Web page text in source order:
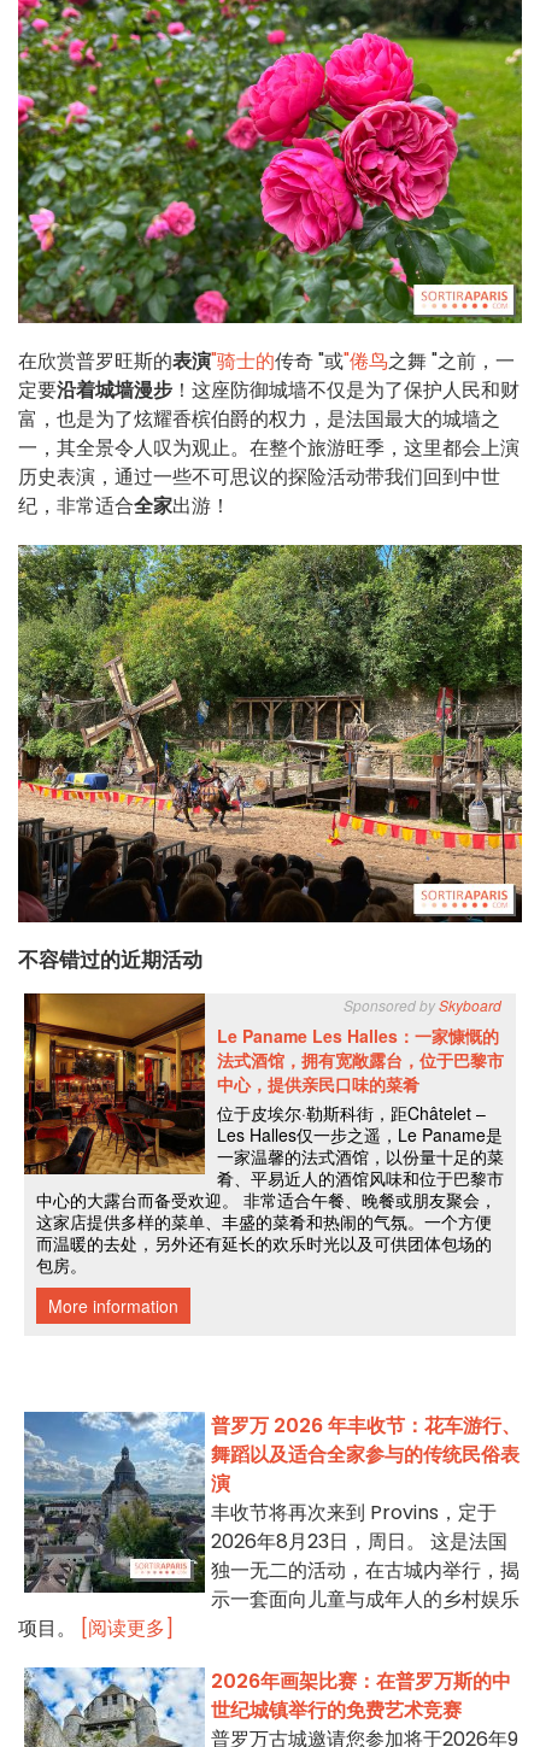
在欣赏普罗旺斯的表演"骑士的传奇 "或"倦鸟之舞 "之前，一
定要沿着城墙漫步 ！这座防御城墙不仅是为了保护人民和财
富，也是为了炫耀香槟伯爵的权力，是法国最大的城墙之
一，其全景令人叹为观止。在整个旅游旺季，这里都会上演
历史表演，通过一些不可思议的探险活动带我们回到中世
纪，非常适合全家出游！
不容错过的近期活动
普罗万 2026 年丰收节：花车游行、
舞蹈以及适合全家参与的传统民俗表
演
丰收节将再次来到 Provins，定于
2026年8月23日，周日。 这是法国
独一无二的活动，在古城内举行，揭
示一套面向儿童与成年人的乡村娱乐
项目。
[阅读更多]
2026年画架比赛：在普罗万斯的中
世纪城镇举行的免费艺术竞赛
普罗万古城邀请您参加将于2026年9